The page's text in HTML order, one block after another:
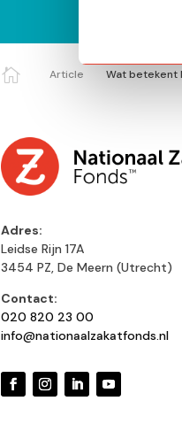
 Article Wat betekent
Adres:
Leidse Rijn 17A
3454 PZ, De Meern (Utrecht)
Contact:
020 820 23 00
info@nationaalzakatfonds.nl